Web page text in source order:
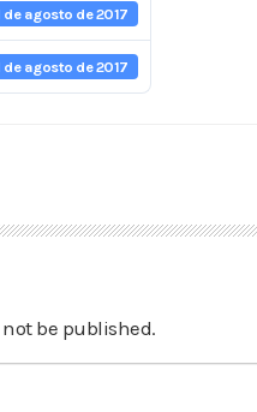
de agosto de 2017
de agosto de 2017
be published.